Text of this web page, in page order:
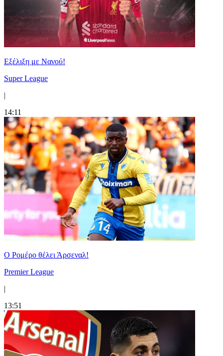
Εξέλιξη με Νανού!
Super League
|
14:11
Ο Ρομέρο θέλει Άρσεναλ!
Premier League
|
13:51